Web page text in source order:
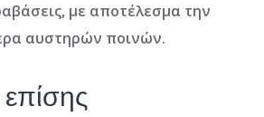
με αποτέλεσμα την
αυστηρών ποινών.